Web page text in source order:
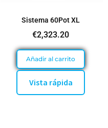
Sistema 60Pot XL
€2,323.20
Añadir al carrito
Vista rápida